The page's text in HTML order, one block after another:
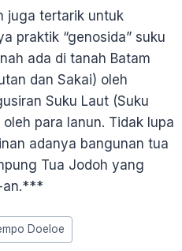
juga tertarik untuk
praktik “genosida” suku
ada di tanah Batam
dan Sakai) oleh
Suku Laut (Suku
para lanun. Tidak lupa
adanya bangunan tua
Tua Jodoh yang
an.***
Doeloe